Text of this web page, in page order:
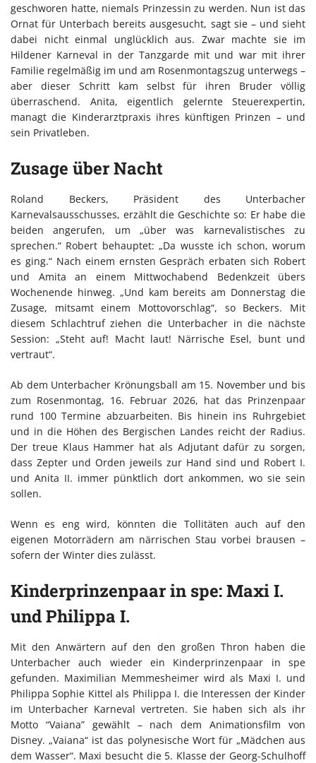
geschworen hatte, niemals Prinzessin zu werden. Nun ist das
Ornat für Unterbach bereits ausgesucht, sagt sie – und sieht
dabei nicht einmal unglücklich aus. Zwar machte sie im
Hildener Karneval in der Tanzgarde mit und war mit ihrer
Familie regelmäßig im und am Rosenmontagszug unterwegs –
aber dieser Schritt kam selbst für ihren Bruder völlig
überraschend. Anita, eigentlich gelernte Steuerexpertin,
managt die Kinderarztpraxis ihres künftigen Prinzen – und
sein Privatleben.
Zusage über Nacht
Roland Beckers, Präsident des Unterbacher
Karnevalsausschusses, erzählt die Geschichte so: Er habe die
beiden angerufen, um „über was karnevalistisches zu
sprechen.“ Robert behauptet: „Da wusste ich schon, worum
es ging.“ Nach einem ernsten Gespräch erbaten sich Robert
und Amita an einem Mittwochabend Bedenkzeit übers
Wochenende hinweg. „Und kam bereits am Donnerstag die
Zusage, mitsamt einem Mottovorschlag“, so Beckers. Mit
diesem Schlachtruf ziehen die Unterbacher in die nächste
Session: „Steht auf! Macht laut! Närrische Esel, bunt und
vertraut“.
Ab dem Unterbacher Krönungsball am 15. November und bis
zum Rosenmontag, 16. Februar 2026, hat das Prinzenpaar
rund 100 Termine abzuarbeiten. Bis hinein ins Ruhrgebiet
und in die Höhen des Bergischen Landes reicht der Radius.
Der treue Klaus Hammer hat als Adjutant dafür zu sorgen,
dass Zepter und Orden jeweils zur Hand sind und Robert I.
und Anita II. immer pünktlich dort ankommen, wo sie sein
sollen.
Wenn es eng wird, könnten die Tollitäten auch auf den
eigenen Motorrädern am närrischen Stau vorbei brausen –
sofern der Winter dies zulässt.
Kinderprinzenpaar in spe: Maxi I.
und Philippa I.
Mit den Anwärtern auf den den großen Thron haben die
Unterbacher auch wieder ein Kinderprinzenpaar in spe
gefunden. Maximilian Memmesheimer wird als Maxi I. und
Philippa Sophie Kittel als Philippa I. die Interessen der Kinder
im Unterbacher Karneval vertreten. Sie haben sich als ihr
Motto “Vaiana” gewählt – nach dem Animationsfilm von
Disney. „Vaiana“ ist das polynesische Wort für „Mädchen aus
dem Wasser“. Maxi besucht die 5. Klasse der Georg-Schulhoff